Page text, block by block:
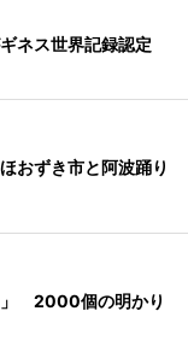
ネス世界記録認定
おずき市と阿波踊り
」 2000個の明かり